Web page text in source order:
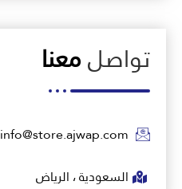
تواصلمعنا
info@store.ajwap.com
السعودية ، الرياض